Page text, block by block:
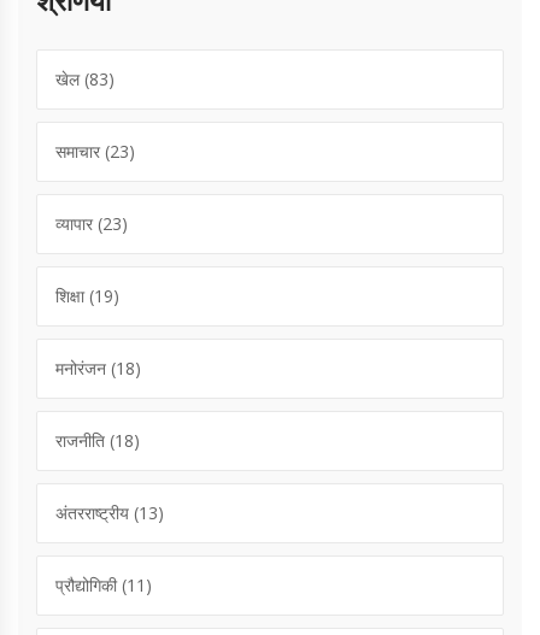
खेल(83)
समाचार (23)
व्यापार (23)
शिक्षा(19)
मनोरंजन (18)
राजनीति (18)
अंतरराष्ट्रीय (13)
प्रौद्योगिकी(11)